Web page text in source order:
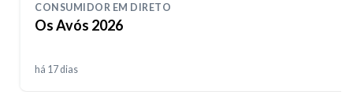
CONSUMIDOR EM DIRETO
Os Avós 2026
há 17 dias